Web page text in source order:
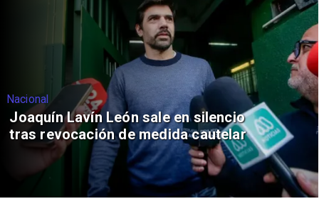
Nacional
Joaquín Lavín León sale en silencio
tras revocación de medida cautelar